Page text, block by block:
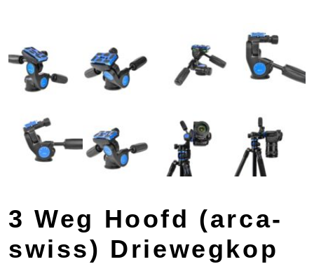
3 Weg Hoofd (arca-
swiss) Driewegkop